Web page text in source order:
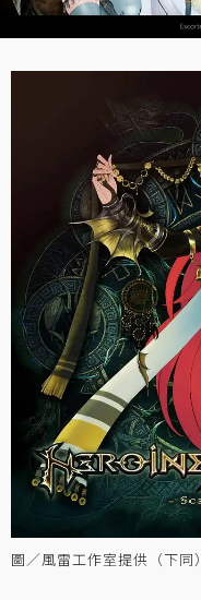
圖／風雷工作室提供（下同）